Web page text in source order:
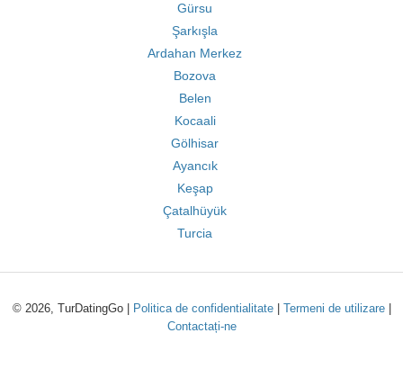
Gürsu
Şarkışla
Ardahan Merkez
Bozova
Belen
Kocaali
Gölhisar
Ayancık
Keşap
Çatalhüyük
Turcia
© 2026, TurDatingGo | Politica de confidentialitate| Termeni de utilizare|
Contactați-ne